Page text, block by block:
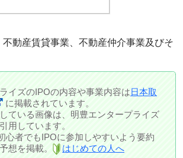
動産賃貸事業、不動産仲介事業及びそ
イズのIPOの内容や事業内容は日本取
に掲載されています。
ている画像は、明豊エンタープライズ
用しています。
心者でもIPOに参加しやすいよう要約
想を掲載。
はじめての人へ